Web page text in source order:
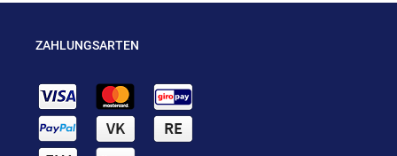
ZAHLUNGSARTEN